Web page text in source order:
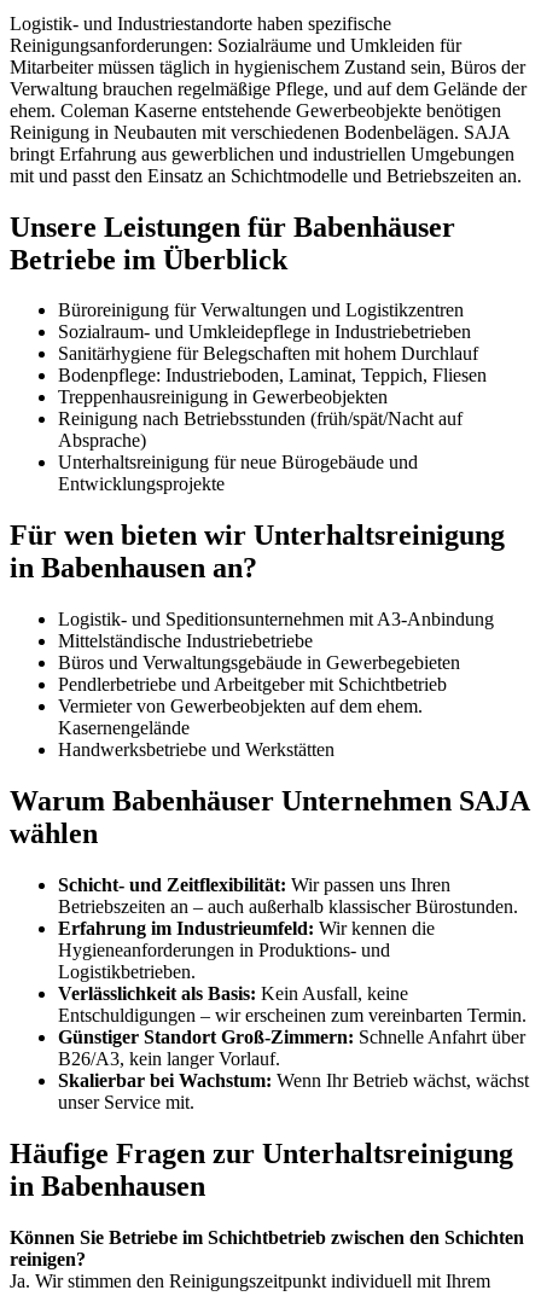
Logistik- und Industriestandorte haben spezifische
Reinigungsanforderungen: Sozialräume und Umkleiden für
Mitarbeiter müssen täglich in hygienischem Zustand sein, Büros der
Verwaltung brauchen regelmäßige Pflege, und auf dem Gelände der
ehem. Coleman Kaserne entstehende Gewerbeobjekte benötigen
Reinigung in Neubauten mit verschiedenen Bodenbelägen. SAJA
bringt Erfahrung aus gewerblichen und industriellen Umgebungen
mit und passt den Einsatz an Schichtmodelle und Betriebszeiten an.
Unsere Leistungen für Babenhäuser
Betriebe im Überblick
Büroreinigung für Verwaltungen und Logistikzentren
Sozialraum- und Umkleidepflege in Industriebetrieben
Sanitärhygiene für Belegschaften mit hohem Durchlauf
Bodenpflege: Industrieboden, Laminat, Teppich, Fliesen
Treppenhausreinigung in Gewerbeobjekten
Reinigung nach Betriebsstunden (früh/spät/Nacht auf
Absprache)
Unterhaltsreinigung für neue Bürogebäude und
Entwicklungsprojekte
Für wen bieten wir Unterhaltsreinigung
in Babenhausen an?
Logistik- und Speditionsunternehmen mit A3-Anbindung
Mittelständische Industriebetriebe
Büros und Verwaltungsgebäude in Gewerbegebieten
Pendlerbetriebe und Arbeitgeber mit Schichtbetrieb
Vermieter von Gewerbeobjekten auf dem ehem.
Kasernengelände
Handwerksbetriebe und Werkstätten
Warum Babenhäuser Unternehmen SAJA
wählen
Schicht- und Zeitflexibilität: Wir passen uns Ihren
Betriebszeiten an – auch außerhalb klassischer Bürostunden.
Erfahrung im Industrieumfeld: Wir kennen die
Hygieneanforderungen in Produktions- und
Logistikbetrieben.
Verlässlichkeit als Basis: Kein Ausfall, keine
Entschuldigungen – wir erscheinen zum vereinbarten Termin.
Günstiger Standort Groß-Zimmern: Schnelle Anfahrt über
B26/A3, kein langer Vorlauf.
Skalierbar bei Wachstum: Wenn Ihr Betrieb wächst, wächst
unser Service mit.
Häufige Fragen zur Unterhaltsreinigung
in Babenhausen
Können Sie Betriebe im Schichtbetrieb zwischen den Schichten
reinigen?
Ja. Wir stimmen den Reinigungszeitpunkt individuell mit Ihrem